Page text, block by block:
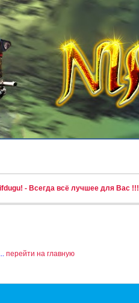
- Всегда всё лучшее для Вас !!!
перейти на главную